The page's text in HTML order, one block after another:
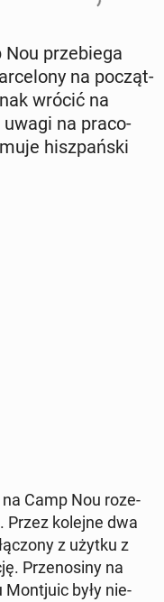
prze­bie­ga
na po­cząt­
wrócić na
uwagi na pra­co­
hisz­pań­ski
Camp Nou ro­ze­
Przez kolejne dwa
z użytku z
Prze­no­si­ny na
Mon­tju­ic były nie­